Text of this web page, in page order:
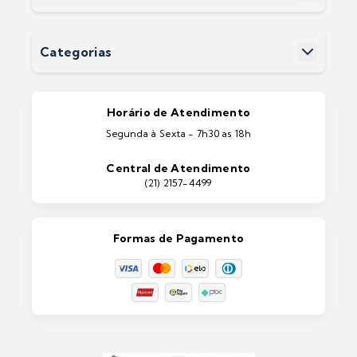
Entrega
Categorias
Portas e Janelas
Máquinas e Equipamentos
Lixeiras e Contentores
Horário de Atendimento
Segunda à Sexta - 7h30 as 18h
Central de Atendimento
(21) 2157-4499
Formas de Pagamento